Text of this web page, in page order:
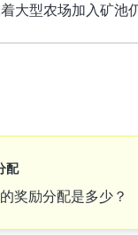
大型农场加入矿池
配
奖励分配是多少？